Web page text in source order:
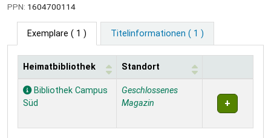
PPN: 1604700114
Exemplare ( 1 ) Titelinformationen ( 1 )
Exemplare
Heimatbibliothek Standort
Bibliothek Campus
Süd
Geschlossenes
Magazin